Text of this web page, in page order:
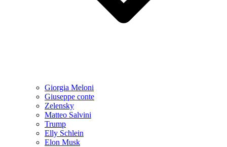
Giorgia Meloni
Giuseppe conte
Zelensky
Matteo Salvini
Trump
Elly Schlein
Elon Musk